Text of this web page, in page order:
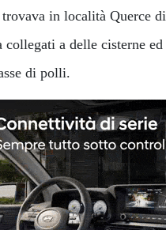
in località Querce
a delle cisterne ed
di polli.